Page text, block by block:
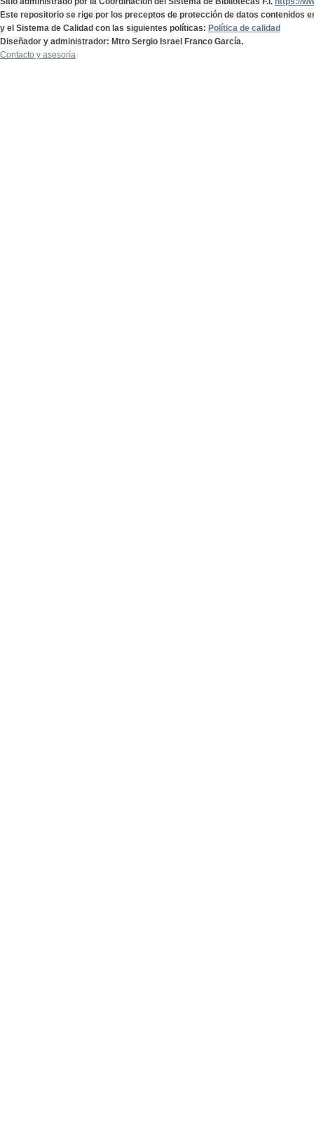
Este repositorio se rige por los preceptos de protección de datos contenidos
y el Sistema de Calidad con las siguientes políticas: Política de calidad
Diseñador y administrador: Mtro Sergio Israel Franco García.
Contacto y asesoría